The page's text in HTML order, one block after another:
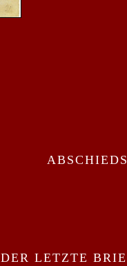
DER LETZTE